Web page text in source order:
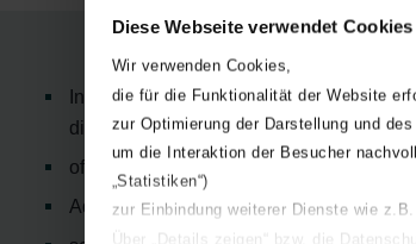
Diese Webseite verwendet Cookies
Wir verwenden Cookies,
die für die Funktionalität der Website
zur Optimierung der Darstellung und
um die Interaktion der Besucher
„Statistiken“)
zur Einbindung weiterer Dienste wie
Über „Details zeigen“ bzw. die
Integración de diseño perfecta –
discretamente en el diseño de tu radiador
ofrece un aspecto elegante y armonioso
Adaptable a cualquier espacio – El IHD